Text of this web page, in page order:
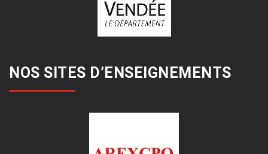
NOS SITES D’ENSEIGNEMENTS